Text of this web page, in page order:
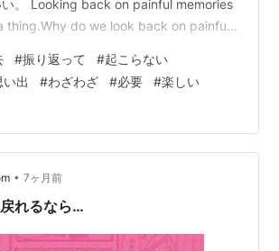
い。 Looking back on painful memories
thing.Why do we look back on painful
your way to dwell on painful
need to do is foc…
#振り返って #起こらない
い出 #わざわざ #必要 #楽しい
• 7ヶ月前
れるなら…